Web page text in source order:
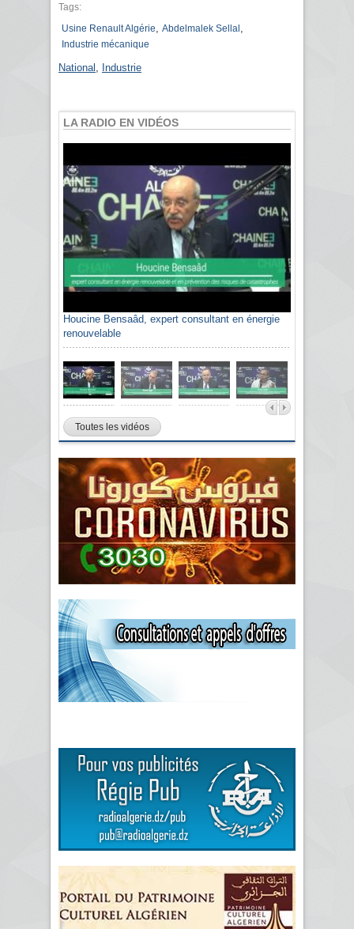
Tags:
Usine Renault Algérie
Abdelmalek Sellal
Industrie mécanique
National Industrie
LA RADIO EN VIDÉOS
Houcine Bensaâd, expert consultant en énergie
renouvelable
Toutes les vidéos